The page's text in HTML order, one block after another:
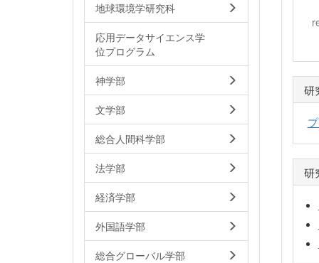
研
研
地球環境学研究科
応用データサイエンス学
位プログラム
神学部
文学部
総合人間科学部
法学部
経済学部
外国語学部
総合グローバル学部